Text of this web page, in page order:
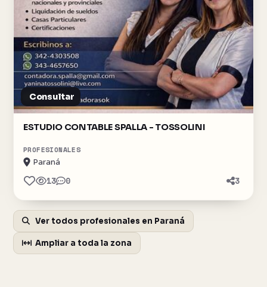
Consultar
ESTUDIO CONTABLE SPALLA - TOSSOLINI
PROFESIONALES
Paraná
13 0 3
Ver todos profesionales en Paraná
Ampliar a toda la zona